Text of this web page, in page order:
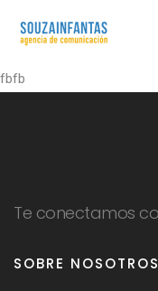
fbfb
Te conectamos
SOBRE NOSOTROS